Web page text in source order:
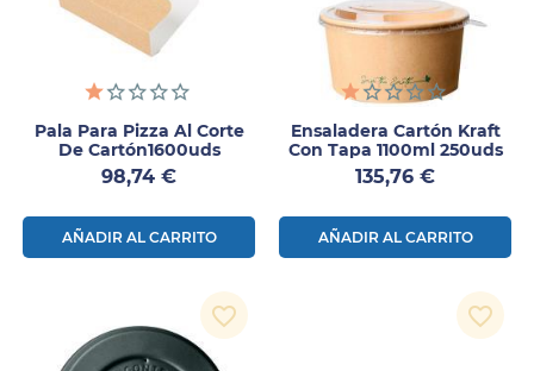
Pala Para Pizza Al Corte
De Cartón1600uds
Precio
98,74 €
AÑADIR AL CARRITO
Ensaladera Cartón Kraft
Con Tapa 1100ml 250uds
Precio
135,76 €
AÑADIR AL CARRITO
favorite_border favorite_border